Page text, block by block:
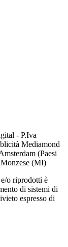
- P.Iva
Mediamond
(Paesi
(MI)
o riprodotti è
di sistemi di
espresso di